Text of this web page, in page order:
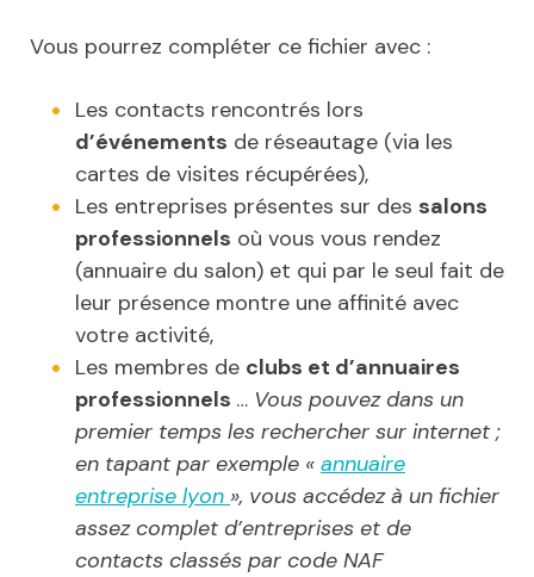
Vous pourrez compléter ce fichier avec :
Les contacts rencontrés lors
d’événements de réseautage (via les
cartes de visites récupérées),
Les entreprises présentes sur des salons
professionnels où vous vous rendez
(annuaire du salon) et qui par le seul fait de
leur présence montre une affinité avec
votre activité,
Les membres de clubs et d’annuaires
professionnels … Vous pouvez dans un
premier temps les rechercher sur internet ;
en tapant par exemple « annuaire
entreprise lyon », vous accédez à un fichier
assez complet d’entreprises et de
contacts classés par code NAF